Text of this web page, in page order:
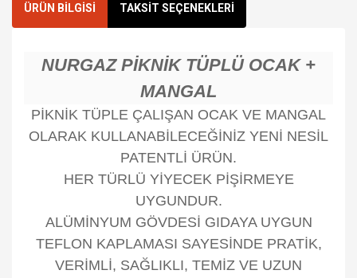
ÜRÜN BİLGİSİ TAKSİT SEÇENEKLERİ
NURGAZ PİKNİK TÜPLÜ OCAK +
MANGAL
PİKNİK TÜPLE ÇALIŞAN OCAK VE MANGAL
OLARAK KULLANABİLECEĞİNİZ YENİ NESİL
PATENTLİ ÜRÜN.
HER TÜRLÜ YİYECEK PİŞİRMEYE
UYGUNDUR.
ALÜMİNYUM GÖVDESİ GIDAYA UYGUN
TEFLON KAPLAMASI SAYESİNDE PRATİK,
VERİMLİ, SAĞLIKLI, TEMİZ VE UZUN